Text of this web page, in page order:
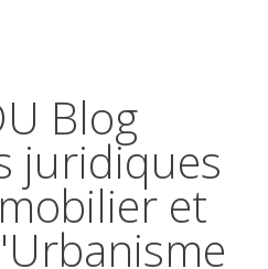
Blog
juridiques
et